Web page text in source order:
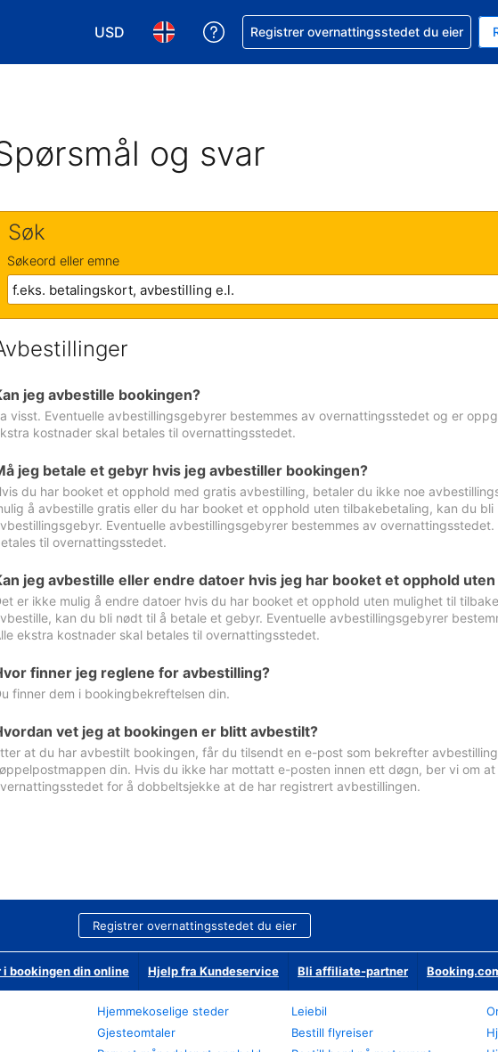
USD
Velg valuta. Du har valgt Amerikansk dollar som valuta
Velg språk. Du har valgt Norsk som språk
Få hjelp med bookingen din
Registrer overnattingsstedet du eier
og svar
Søk
Søkeord eller emne
jeg avbestille bookingen?
visst. Eventuelle avbestillingsgebyrer bestemmes av overnattingsstedet og er
kostnader skal betales til overnattingsstedet.
jeg betale et gebyr hvis jeg avbestiller bookingen?
du har booket et opphold med gratis avbestilling, betaler du ikke noe
å avbestille gratis eller du har booket et opphold uten tilbakebetaling, kan du
Eventuelle avbestillingsgebyrer bestemmes av
til overnattingsstedet.
jeg avbestille eller endre datoer hvis jeg har booket et opphold
er ikke mulig å endre datoer hvis du har booket et opphold uten mulighet til
kan du bli nødt til å betale et gebyr. Eventuelle avbestillingsgebyrer
ekstra kostnader skal betales til overnattingsstedet.
finner jeg reglene for avbestilling?
finner dem i bookingbekreftelsen din.
vet jeg at bookingen er blitt avbestilt?
at du har avbestilt bookingen, får du tilsendt en e-post som bekrefter
din. Hvis du ikke har mottatt e-posten innen ett døgn, ber vi om
for å dobbeltsjekke at de har registrert avbestillingen.
Registrer overnattingsstedet du eier
i bookingen din online Hjelp fra Kundeservice Bli affiliate-partner
Hjemmekoselige steder
Gjesteomtaler
Leiebil
Bestill flyreiser